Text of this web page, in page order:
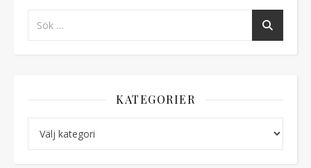
KATEGORIER